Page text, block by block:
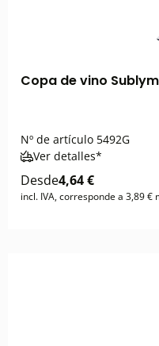
Copa de vino
Nº de artículo 5492G
Ver detalles*
Desde4,64 €
incl. IVA, corresponde a 3,89 €